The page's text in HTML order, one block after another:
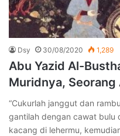
Dsy 30/08/2020 1,289
Abu Yazid Al-
Muridnya, Seorang
“Cukurlah janggut dan
gantilah dengan cawat bulu
kacang di lehermu,